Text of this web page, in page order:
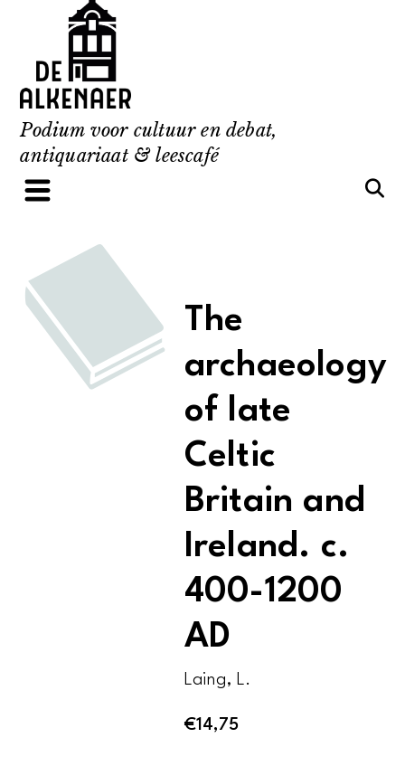
content
Podium voor cultuur en debat,
antiquariaat & leescafé
The
archaeology
of late
Celtic
Britain and
Ireland. c.
400-1200
AD
Laing, L.
€14,75